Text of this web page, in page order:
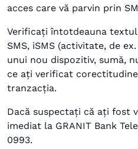
acces care vă parvin prin
Verificați întotdeauna
SMS, iSMS (activitate, de
unui nou dispozitiv, sumă,
ce ați verificat
tranzacția.
Dacă suspectați că ați fost
imediat la GRANIT Bank
0993.